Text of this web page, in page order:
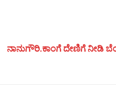
ನಾನುಗೌರಿ.ಕಾಂಗೆ ದೇಣಿಗೆ ನೀಡಿ